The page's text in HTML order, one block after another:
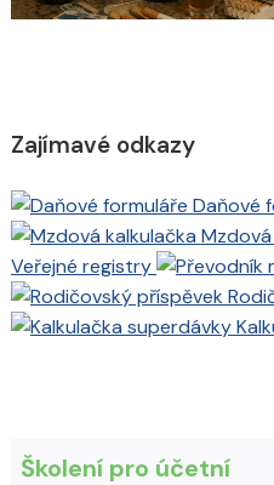
Zajímavé odkazy
Daňové
Veřejné registry
Školení pro účetní